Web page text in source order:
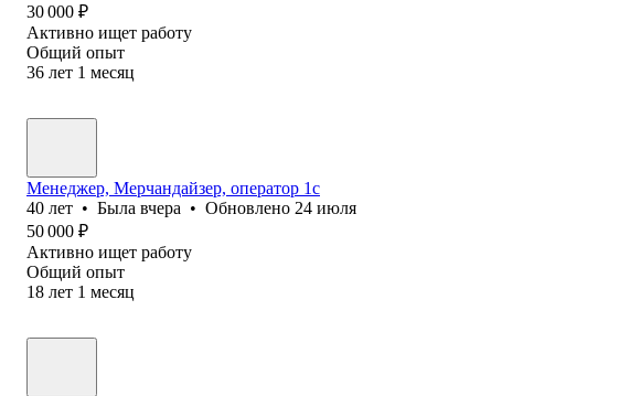
30 000 ₽
Активно ищет работу
Общий опыт
36 лет 1 месяц
Менеджер, Мерчандайзер, оператор 1с
40 лет • Была вчера • Обновлено 24 июля
50 000 ₽
Активно ищет работу
Общий опыт
18 лет 1 месяц